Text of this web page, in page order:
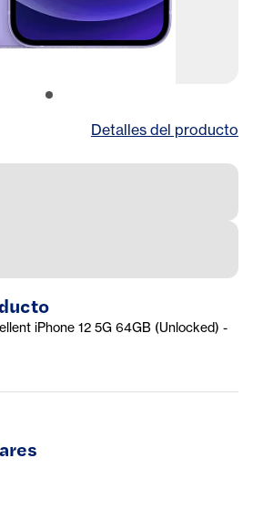
Detalles del producto
iPhone 12 5G 64GB (Unlocked) -